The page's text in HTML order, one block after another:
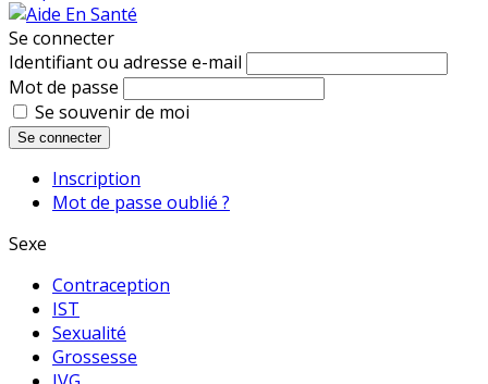
Se connecter
Identifiant ou adresse e-mail
Mot de passe
Se souvenir de moi
Se connecter
Inscription
Mot de passe oublié ?
Sexe
Contraception
IST
Sexualité
Grossesse